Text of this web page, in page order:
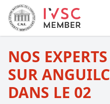
NOS
SUR
DANS LE 02